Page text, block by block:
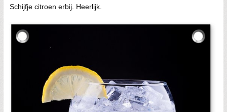
Schijfje citroen erbij. Heerlijk.